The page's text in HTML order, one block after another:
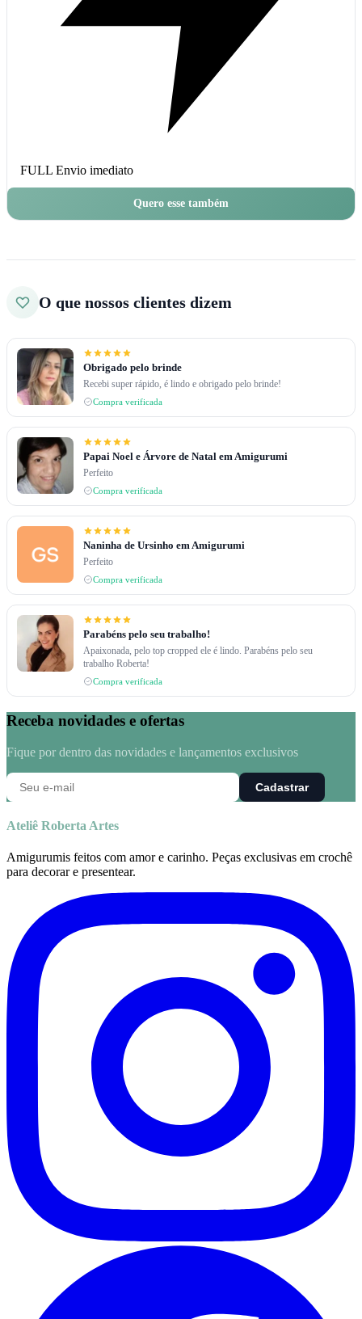
FULL Envio imediato
Quero esse também
O que nossos clientes dizem
Obrigado pelo brinde
Recebi super rápido, é lindo e obrigado pelo brinde!
Compra verificada
Papai Noel e Árvore de Natal em Amigurumi
Perfeito
Compra verificada
Naninha de Ursinho em Amigurumi
Perfeito
Compra verificada
Parabéns pelo seu trabalho!
Apaixonada, pelo top cropped ele é lindo. Parabéns pelo seu
trabalho Roberta!
Compra verificada
Receba novidades e ofertas
Fique por dentro das novidades e lançamentos exclusivos
Cadastrar
Ateliê Roberta Artes
Amigurumis feitos com amor e carinho. Peças exclusivas em crochê
para decorar e presentear.